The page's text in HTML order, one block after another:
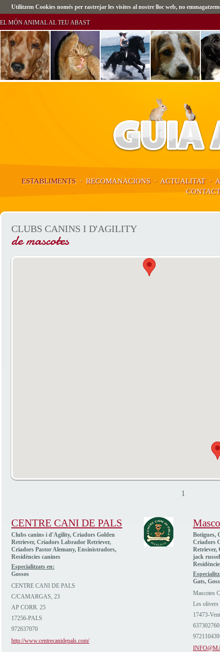
Utilitzem Cookies només per rastrejar les visites al nostre lloc web, no
EL MÓN ANIMAL AL TEU ABAST
ESTABLIMENTS· RECOMANACIONS· ACTUALITAT·
CLUBS CANINS I D'AGILITY
de mascotes
1
CENTRE CANI DE PALS
Clubs canins i d'Agility, Criadors Golden
Retriever, Criadors Labrador Retriever,
Criadors Pastor Alemany, Ensinistradors,
Residències canines
Especialitzats en:
Gossos
CENTRE CANI DE PALS
C/CAMARGAS, 23
AP CORR. 25
17256-PALS
972637070
http://www.centrecanidepals.com/
Botigues,
Criadors
Retriever,
jack
Gats,
Mascotes
Les
17473-
637302760
972110439